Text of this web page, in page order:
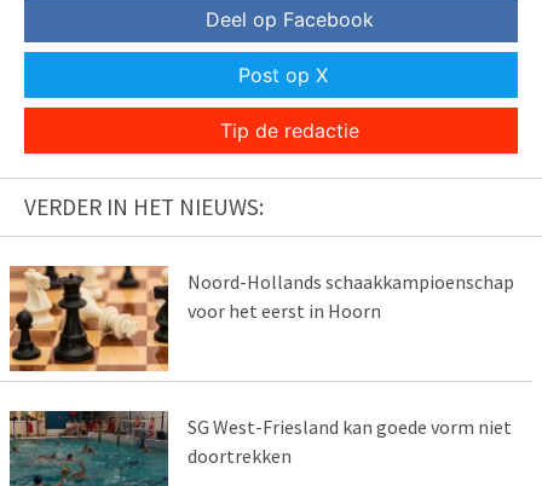
Deel op Facebook
Post op X
Tip de redactie
VERDER IN HET NIEUWS:
Noord-Hollands schaakkampioenschap
voor het eerst in Hoorn
SG West-Friesland kan goede vorm niet
doortrekken